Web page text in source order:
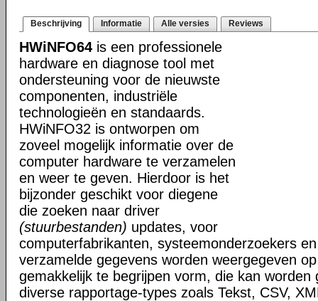
Beschrijving Informatie Alle versies Reviews
HWiNFO64 is een professionele
hardware en diagnose tool met
ondersteuning voor de nieuwste
componenten, industriële
technologieën en standaards.
HWiNFO32 is ontworpen om
zoveel mogelijk informatie over de
computer hardware te verzamelen
en weer te geven. Hierdoor is het
bijzonder geschikt voor diegene
die zoeken naar driver
(stuurbestanden) updates, voor
computerfabrikanten, systeemonderzoekers
verzamelde gegevens worden weergegeven
gemakkelijk te begrijpen vorm, die kan worden
diverse rapportage-types zoals Tekst, CSV,